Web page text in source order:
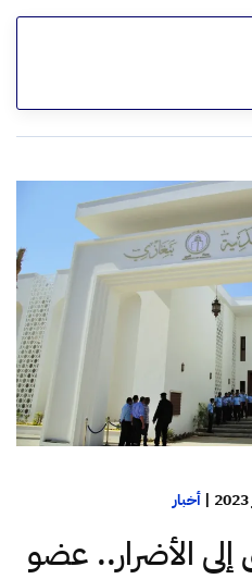
|أخبار
الأضرار.. عضو